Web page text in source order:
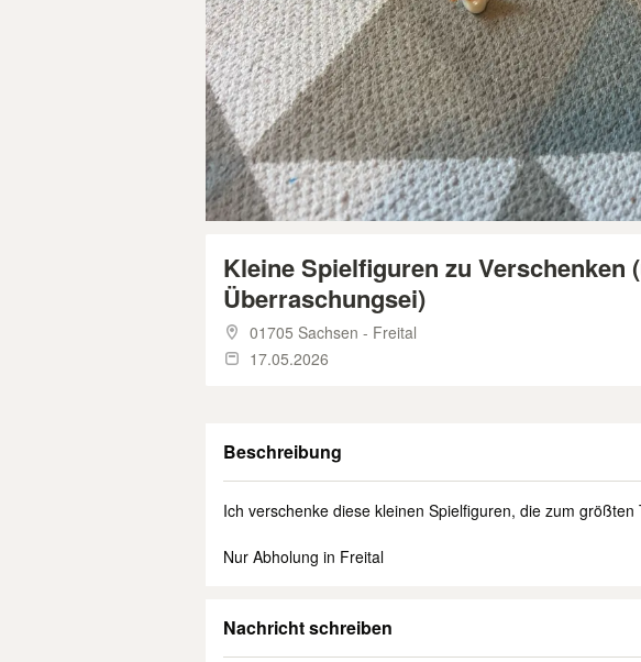
Kleine Spielfiguren zu Verschenken
Überraschungsei)
01705 Sachsen - Freital
17.05.2026
Beschreibung
Ich verschenke diese kleinen Spielfiguren, die zum größten
Nur Abholung in Freital
Nachricht schreiben